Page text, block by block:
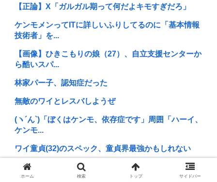
【正論】X「ガルガル期って何だよキモすぎだろ」
ケンモメンってITに詳しいふりしてるのに「基本情報
技術者」を...
【画像】ひきこもりの娘（27）、自立支援センターか
ら酷いスパ...
林家パー子、認知症だった
無敵のワイとレスバしようぜ
(ヽ´ん`)「ぼくはケンモ、依存症です」周囲「ハーイ、
ケンモ...
ワイ童貞(32)のスペック、童貞界最強かもしれない
RPGで"弓使い"が最強になった事、一度も無い説
ホーム 検索 トップ サイドバー